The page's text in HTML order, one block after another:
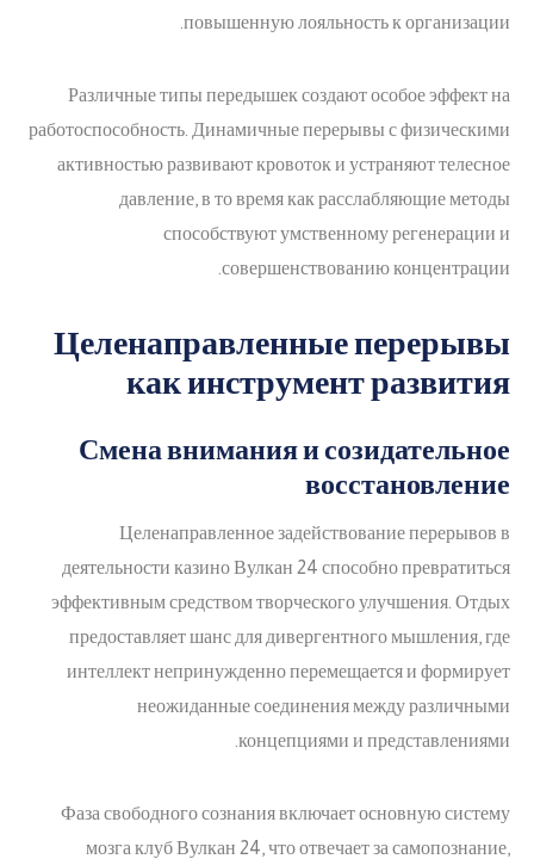
повышенную лояльность к организации.
Различные типы передышек создают особое эффект на
работоспособность. Динамичные перерывы с физическими
активностью развивают кровоток и устраняют телесное
давление, в то время как расслабляющие методы
способствуют умственному регенерации и
совершенствованию концентрации.
Целенаправленные перерывы
как инструмент развития
Смена внимания и созидательное
восстановление
Целенаправленное задействование перерывов в
деятельности казино Вулкан 24 способно превратиться
эффективным средством творческого улучшения. Отдых
предоставляет шанс для дивергентного мышления, где
интеллект непринужденно перемещается и формирует
неожиданные соединения между различными
концепциями и представлениями.
Фаза свободного сознания включает основную систему
мозга клуб Вулкан 24, что отвечает за самопознание,